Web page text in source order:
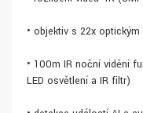
• objektiv s 22x
• 100m IR noční vidění
LED osvětlení a IR filtr)